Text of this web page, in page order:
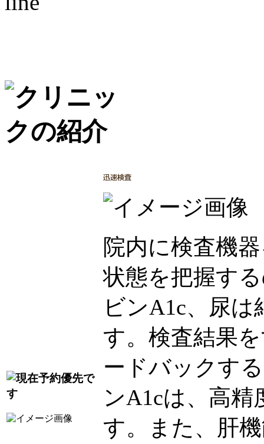
院内に検査機
状態を把握す
ビンA1c、尿
す。検査結果
ードバックす
ンA1cは、高精
す。また、肝